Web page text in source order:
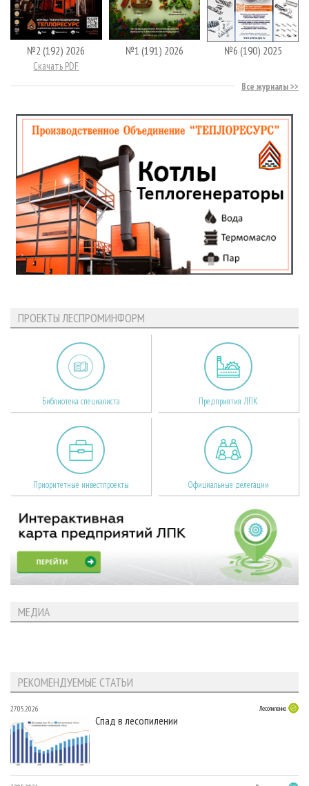
№2 (192) 2026
Скачать PDF
№1 (191) 2026 №6 (190) 2025
Все журналы
ПРОЕКТЫ ЛЕСПРОМИНФОРМ
Библиотека специалиста Предприятия ЛПК
Приоритетные инвестпроекты Официальные делегации
МЕДИА
РЕКОМЕНДУЕМЫЕ СТАТЬИ
27.05.2026 Лесопиление
Спад в лесопилении